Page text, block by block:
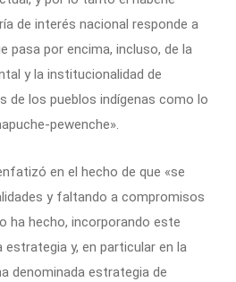
de interés nacional responde a
pasa por encima, incluso, de la
y la institucionalidad de
de los pueblos indígenas como lo
pewenche».
en el hecho de que «se
y faltando a compromisos
ha hecho, incorporando este
y, en particular en la
denominada estrategia de